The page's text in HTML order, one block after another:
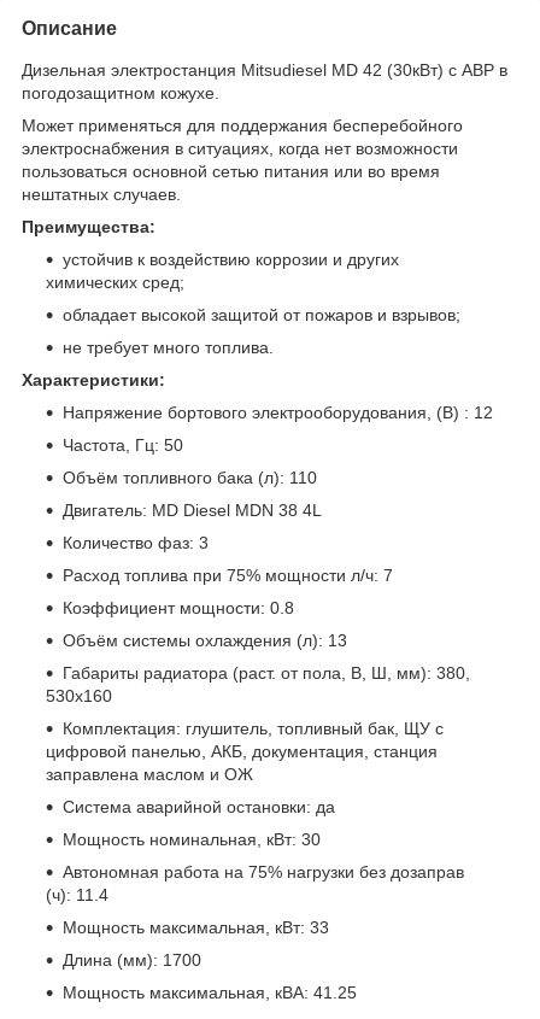
Описание
Дизельная электростанция Mitsudiesel MD 42 (30кВт) с АВР в
погодозащитном кожухе.
Может применяться для поддержания бесперебойного
электроснабжения в ситуациях, когда нет возможности
пользоваться основной сетью питания или во время
нештатных случаев.
Преимущества:
устойчив к воздействию коррозии и других
химических сред;
обладает высокой защитой от пожаров и взрывов;
не требует много топлива.
Характеристики:
Напряжение бортового электрооборудования, (В) : 12
Частота, Гц: 50
Объём топливного бака (л): 110
Двигатель: MD Diesel MDN 38 4L
Количество фаз: 3
Расход топлива при 75% мощности л/ч: 7
Коэффициент мощности: 0.8
Объём системы охлаждения (л): 13
Габариты радиатора (раст. от пола, В, Ш, мм): 380,
530х160
Комплектация: глушитель, топливный бак, ЩУ с
цифровой панелью, АКБ, документация, станция
заправлена маслом и ОЖ
Система аварийной остановки: да
Мощность номинальная, кВт: 30
Автономная работа на 75% нагрузки без дозаправ
(ч): 11.4
Мощность максимальная, кВт: 33
Длина (мм): 1700
Мощность максимальная, кВА: 41.25